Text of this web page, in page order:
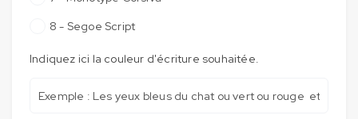
8 - Segoe Script
Indiquez ici la couleur d'écriture souhaitée.